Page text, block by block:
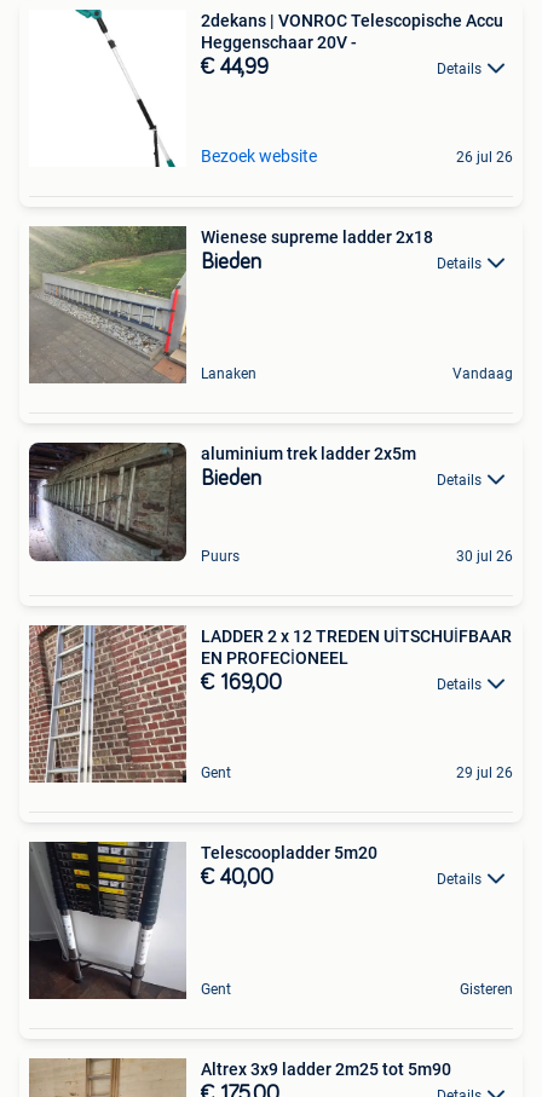
2dekans | VONROC Telescopische Accu
Heggenschaar 20V -
€ 44,99 Details
Bezoek website 26 jul 26
Wienese supreme ladder 2x18
Bieden Details
Lanaken Vandaag
aluminium trek ladder 2x5m
Bieden Details
Puurs 30 jul 26
LADDER 2 x 12 TREDEN UİTSCHUİFBAAR
EN PROFECİONEEL
€ 169,00 Details
Gent 29 jul 26
Telescoopladder 5m20
€ 40,00 Details
Gent Gisteren
Altrex 3x9 ladder 2m25 tot 5m90